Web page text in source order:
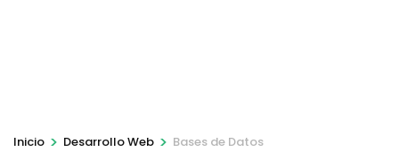
Inicio > Desarrollo Web > Bases de Datos